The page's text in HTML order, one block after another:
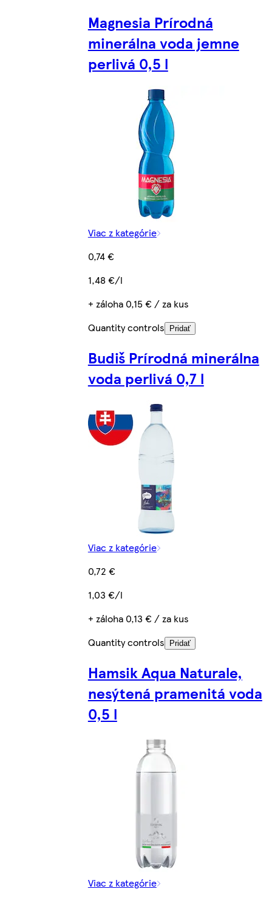
Magnesia Prírodná
minerálna voda jemne
perlivá 0,5 l
Viac z kategórie
0,74 €
1,48 €/l
+ záloha 0,15 € / za kus
Quantity controls
Pridať
Budiš Prírodná minerálna
voda perlivá 0,7 l
Viac z kategórie
0,72 €
1,03 €/l
+ záloha 0,13 € / za kus
Quantity controls
Pridať
Hamsik Aqua Naturale,
nesýtená pramenitá voda
0,5 l
Viac z kategórie